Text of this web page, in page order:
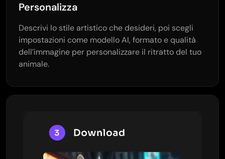
Personalizza
Descrivi lo stile artistico che desideri, poi scegli
impostazioni come modello AI, formato e qualità
dell’immagine per personalizzare il ritratto del tuo
animale.